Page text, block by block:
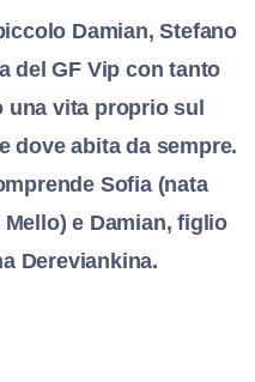
Damian, Stefano
del GF Vip con tanto
una vita proprio sul
dove abita da sempre.
Sofia (nata
e Damian, figlio
Dereviankina.